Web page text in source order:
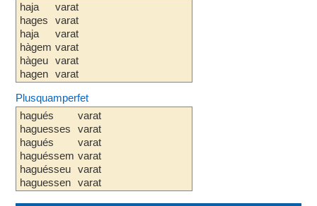
haja
hages
haja
hàgem
hàgeu
hagen
varat
varat
varat
varat
varat
varat
Plusquamperfet
hagués
haguesses
hagués
haguéssem
haguésseu
haguessen
varat
varat
varat
varat
varat
varat